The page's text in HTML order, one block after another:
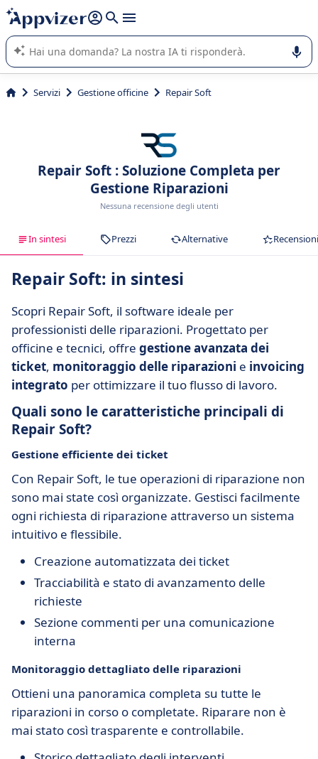
righe con
shift + enter
L'IA di Appvizer vi guida nell'utilizzo o nella scelta di un
software SaaS per la vostra azienda.
Servizi Gestione officine Repair Soft
Repair Soft : Soluzione Completa per
Gestione Riparazioni
Nessuna recensione degli utenti
In sintesi Prezzi Alternative Recensioni
Repair Soft: in sintesi
Scopri Repair Soft, il software ideale per
professionisti delle riparazioni. Progettato per
officine e tecnici, offre gestione avanzata dei
ticket, monitoraggio delle riparazioni e invoicing
integrato per ottimizzare il tuo flusso di lavoro.
Quali sono le caratteristiche principali di
Repair Soft?
Gestione efficiente dei ticket
Con Repair Soft, le tue operazioni di riparazione non
sono mai state così organizzate. Gestisci facilmente
ogni richiesta di riparazione attraverso un sistema
intuitivo e flessibile.
Creazione automatizzata dei ticket
Tracciabilità e stato di avanzamento delle
richieste
Sezione commenti per una comunicazione
interna
Monitoraggio dettagliato delle riparazioni
Ottieni una panoramica completa su tutte le
riparazioni in corso o completate. Riparare non è
mai stato così trasparente e controllabile.